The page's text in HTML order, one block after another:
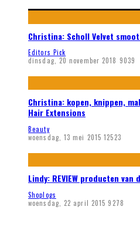
Christina: Scholl Velvet
Editors Pick
dinsdag, 20 november 2018 9039
Christina: kopen, knippen,
Hair Extensions
Beauty
woensdag, 13 mei 2015 12523
Lindy: REVIEW producten van
Shoplogs
woensdag, 22 april 2015 9278